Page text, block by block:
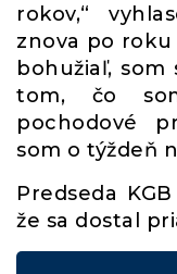
rokov,“
znova po roku
bohužiaľ,
tom, čo
pochodové
som o týždeň
Predseda
že sa dostal